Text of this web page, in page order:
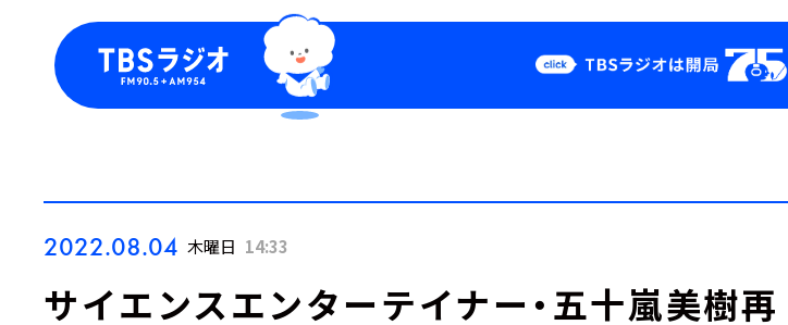
Podcast
YouTube
2022.08.04 木曜日 14:33
サイエンスエンターテイナー・五十嵐美樹再